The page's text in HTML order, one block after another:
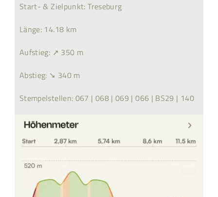
Start- & Zielpunkt: Treseburg
Länge: 14.18 km
Aufstieg: ➚ 350 m
Abstieg: ➘ 340 m
Stempelstellen: 067 | 068 | 069 | 066 | BS29 | 140